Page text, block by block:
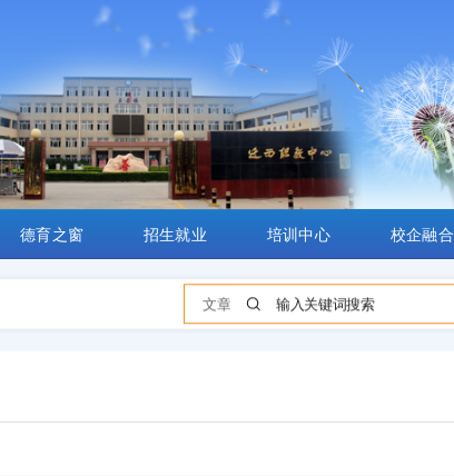
德育之窗 招生就业 培训中心 校企融合
文章